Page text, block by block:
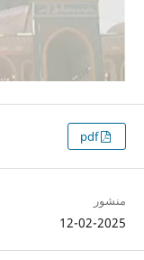
pdf
منشور
12-02-2025